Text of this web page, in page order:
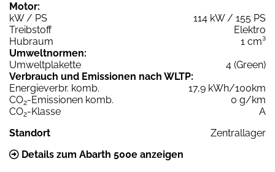
Motor:
kW / PS
114 kW / 155 PS
Treibstoff
Elektro
Hubraum
1 cm³
Umweltnormen:
Umweltplakette
4 (Green)
Verbrauch und Emissionen nach WLTP:
Energieverbr. komb.
17,9 kWh/100km
CO2-Emissionen komb.
0 g/km
CO2-Klasse
A
Standort
Zentrallager
Details zum Abarth 500e anzeigen